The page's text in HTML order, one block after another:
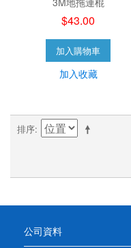
$43.00
加入購物車
加入收藏
排序
公司資料